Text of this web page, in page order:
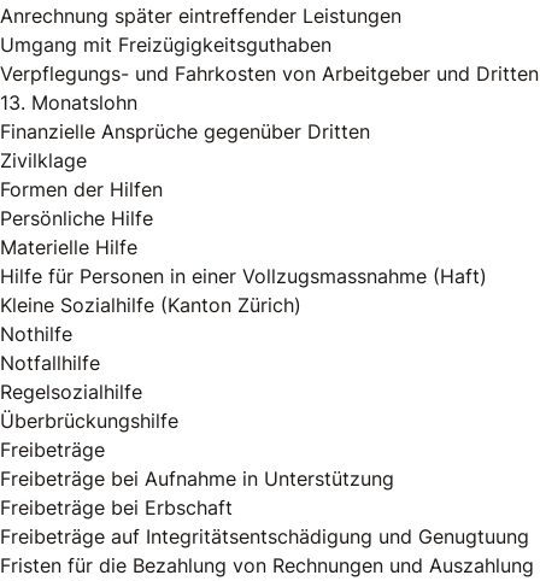
Anrechnung später eintreffender Leistungen
Umgang mit Freizügigkeitsguthaben
Verpflegungs- und Fahrkosten von Arbeitgeber und Dritten
13. Monatslohn
Finanzielle Ansprüche gegenüber Dritten
Zivilklage
Formen der Hilfen
Persönliche Hilfe
Materielle Hilfe
Hilfe für Personen in einer Vollzugsmassnahme (Haft)
Kleine Sozialhilfe (Kanton Zürich)
Nothilfe
Notfallhilfe
Regelsozialhilfe
Überbrückungshilfe
Freibeträge
Freibeträge bei Aufnahme in Unterstützung
Freibeträge bei Erbschaft
Freibeträge auf Integritätsentschädigung und Genugtuung
Fristen für die Bezahlung von Rechnungen und Auszahlung